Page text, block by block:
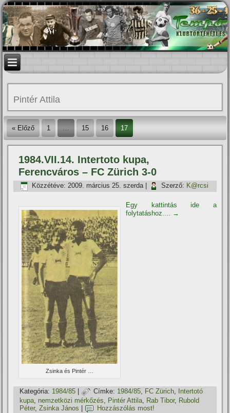
Pintér Attila
« Előző 1 … 15 16 17
1984.VII.14. Intertoto kupa,
Ferencváros – FC Zürich 3-0
Közzétéve: 2009. március 25. szerda| Szerző: K@rcsi
Zsinka és Pintér …
Egy kattintás ide a
folytatáshoz.... →
Kategória: 1984/85 | Címke: 1984/85, FC Zürich,
Intertotó
kupa nemzetközi mérkőzés Pintér Attila Rab Tibor, Rubold
Péter,Zsinka János Hozzászólás most!